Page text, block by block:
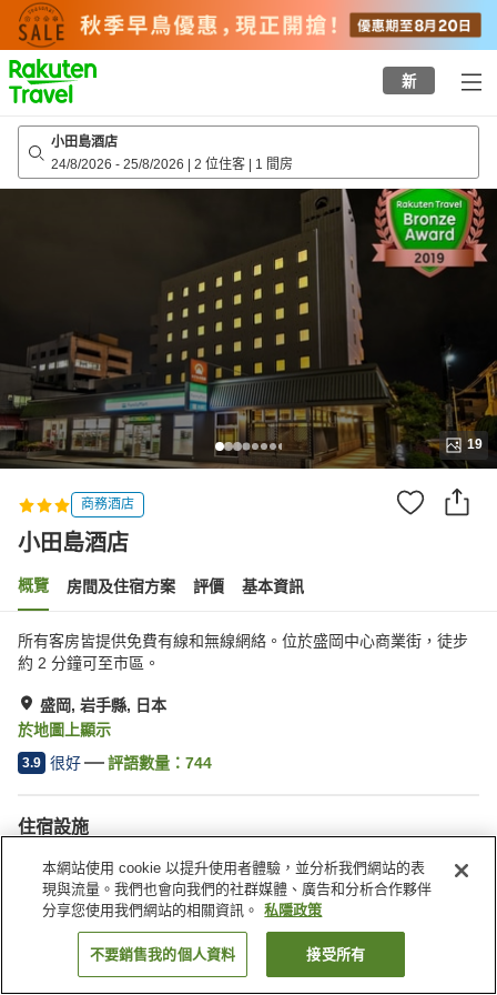
to
top
page
新
小田島酒店
24/8/2026 - 25/8/2026 | 2 位住客 | 1 間房
19
商務酒店
小田島酒店
概覽 房間及住宿方案 評價 基本資訊
所有客房皆提供免費有線和無線網絡。位於盛岡中心商業街，徒步
約 2 分鐘可至市區。
盛岡, 岩手縣, 日本
於地圖上顯示
3.9 很好 評語數量： 744
住宿設施
停車場
水療/美容院
便利店
送遞服務
找客房
本網站使用 cookie 以提升使用者體驗，並分析我們網站的表
現與流量。我們也會向我們的社群媒體、廣告和分析合作夥伴
分享您使用我們網站的相關資訊。
私隱政策
不要銷售我的個人資料 接受所有